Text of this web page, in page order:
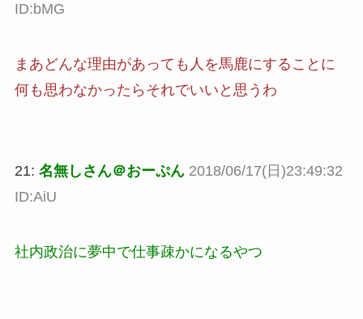
ID:bMG
まあどんな理由があっても人を馬鹿にすることに
何も思わなかったらそれでいいと思うわ
21: 名無しさん＠おーぷん 2018/06/17(日)23:49:32
ID:AiU
社内政治に夢中で仕事疎かになるやつ